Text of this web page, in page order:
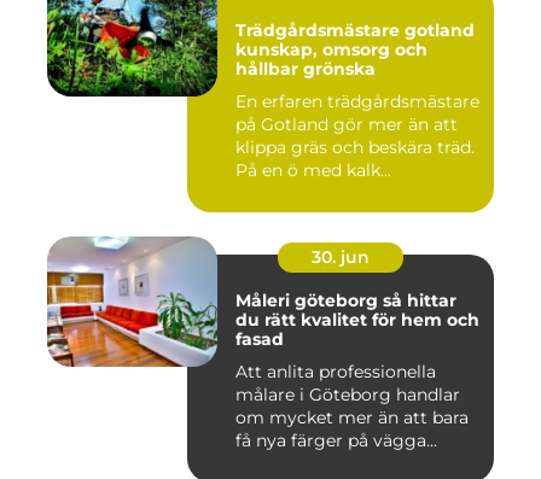
Trädgårdsmästare gotland
kunskap, omsorg och
hållbar grönska
En erfaren trädgårdsmästare
på Gotland gör mer än att
klippa gräs och beskära träd.
På en ö med kalk...
30. jun
Måleri göteborg så hittar
du rätt kvalitet för hem och
fasad
Att anlita professionella
målare i Göteborg handlar
om mycket mer än att bara
få nya färger på vägga...